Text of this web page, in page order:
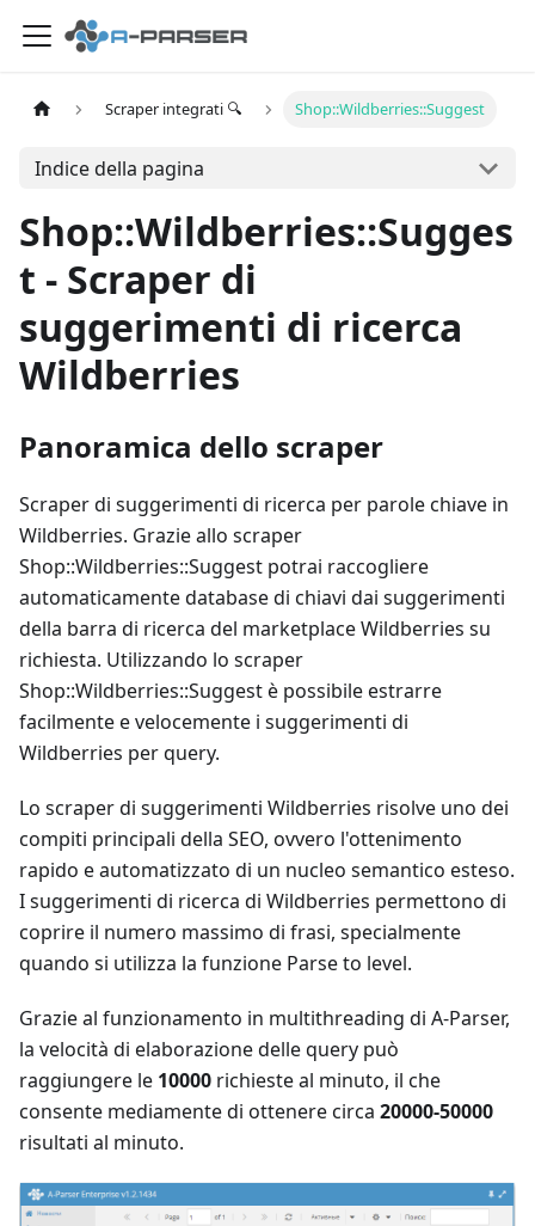
Scraper integrati 🔍 Shop::Wildberries::Suggest
Indice della pagina
Shop::Wildberries::Sugges
t - Scraper di
suggerimenti di ricerca
Wildberries
Panoramica dello scraper
Scraper di suggerimenti di ricerca per parole chiave in
Wildberries. Grazie allo scraper
Shop::Wildberries::Suggest potrai raccogliere
automaticamente database di chiavi dai suggerimenti
della barra di ricerca del marketplace Wildberries su
richiesta. Utilizzando lo scraper
Shop::Wildberries::Suggest è possibile estrarre
facilmente e velocemente i suggerimenti di
Wildberries per query.
Lo scraper di suggerimenti Wildberries risolve uno dei
compiti principali della SEO, ovvero l'ottenimento
rapido e automatizzato di un nucleo semantico esteso.
I suggerimenti di ricerca di Wildberries permettono di
coprire il numero massimo di frasi, specialmente
quando si utilizza la funzione Parse to level.
Grazie al funzionamento in multithreading di A-Parser,
la velocità di elaborazione delle query può
raggiungere le 10000 richieste al minuto, il che
consente mediamente di ottenere circa 20000-50000
risultati al minuto.